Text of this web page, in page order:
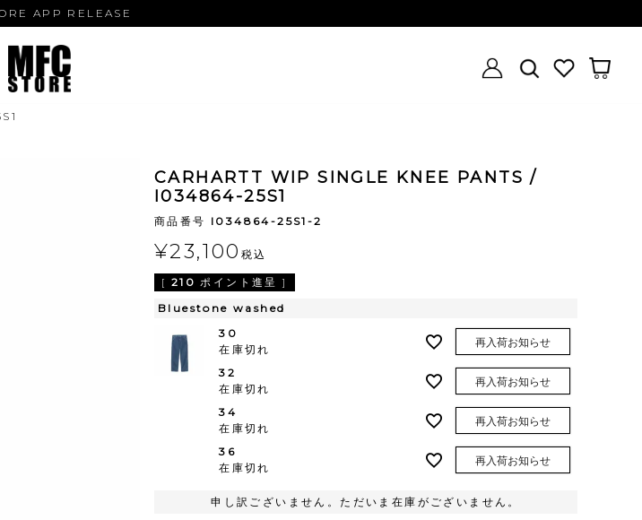
APP RELEASE
CARHARTT WIP SINGLE KNEE PANTS /
I034864-25S1
商品番号 I034864-25S1-2
¥23,100 税込
[ 210 ポイント進呈 ]
Bluestone washed
30
在庫切れ
再入荷お知らせ
32
在庫切れ
再入荷お知らせ
34
在庫切れ
再入荷お知らせ
36
在庫切れ
再入荷お知らせ
申し訳ございません。ただいま在庫がございません。